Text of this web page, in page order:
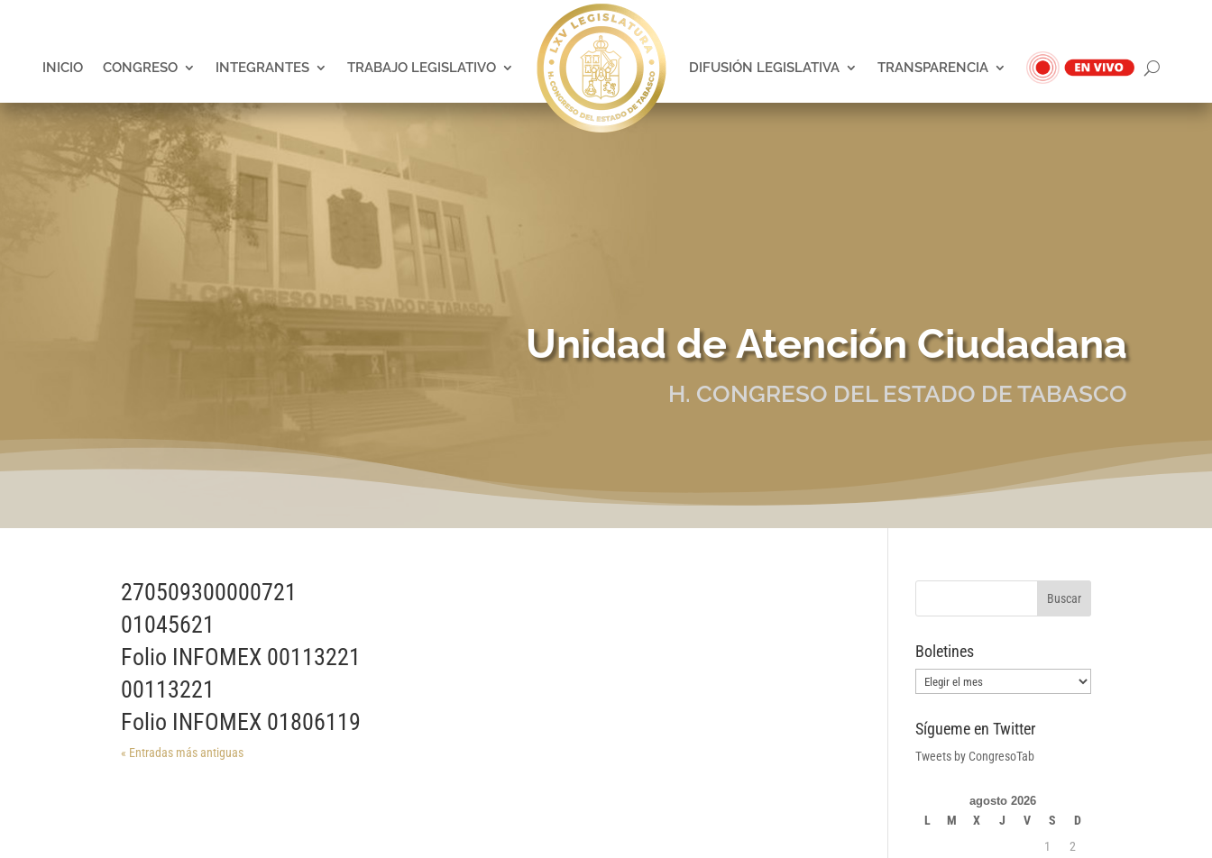
INICIO CONGRESO INTEGRANTES TRABAJO LEGISLATIVO DIFUSIÓN LEGISLATIVA TRANSPARENCIA
Unidad de Atención Ciudadana
H. CONGRESO DEL ESTADO DE TABASCO
270509300000721
01045621
Folio INFOMEX 00113221
00113221
Folio INFOMEX 01806119
« Entradas más antiguas
Boletines
Boletines
Sígueme en Twitter
Tweets by CongresoTab
agosto 2026
L M X J V S
D
1
2